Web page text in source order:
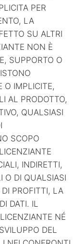
PER
LA
SU ALTRI
NON È
SUPPORTO O
O IMPLICITE,
AL PRODOTTO,
QUALSIASI
SCOPO
INDIRETTI,
O DI QUALSIASI
PROFITTI, LA
DATI. IL
NÉ
DEL